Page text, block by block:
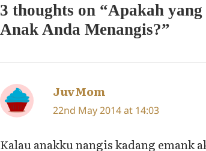
3 thoughts on “Apakah
Anak Anda Menangis?”
JuvMom
22nd May 2014 at 14:03
Kalau anakku nangis kadang emank